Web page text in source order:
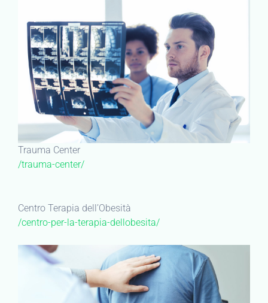
Trauma Center
/trauma-center/
Centro Terapia dell’Obesità
/centro-per-la-terapia-dellobesita/